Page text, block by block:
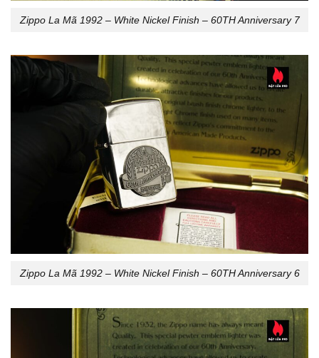
Zippo La Mã 1992 – White Nickel Finish – 60TH Anniversary 7
Zippo La Mã 1992 – White Nickel Finish – 60TH Anniversary 6